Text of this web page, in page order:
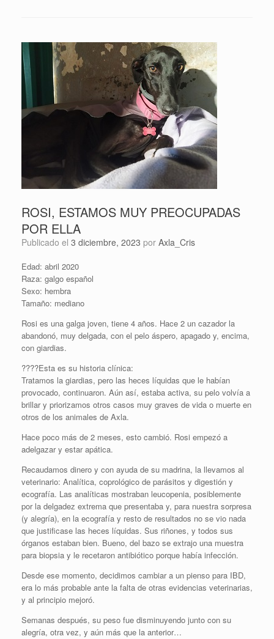
ROSI, ESTAMOS MUY PREOCUPADAS
POR ELLA
Publicado el 3 diciembre, 2023 por Axla_Cris
Edad: abril 2020
Raza: galgo español
Sexo: hembra
Tamaño: mediano
Rosi es una galga joven, tiene 4 años. Hace 2 un cazador la
abandonó, muy delgada, con el pelo áspero, apagado y, encima,
con giardias.
????Esta es su historia clínica:
Tratamos la giardias, pero las heces líquidas que le habían
provocado, continuaron. Aún así, estaba activa, su pelo volvía a
brillar y priorizamos otros casos muy graves de vida o muerte en
otros de los animales de Axla.
Hace poco más de 2 meses, esto cambió. Rosi empezó a
adelgazar y estar apática.
Recaudamos dinero y con ayuda de su madrina, la llevamos al
veterinario: Analítica, coprológico de parásitos y digestión y
ecografía. Las analíticas mostraban leucopenia, posiblemente
por la delgadez extrema que presentaba y, para nuestra sorpresa
(y alegría), en la ecografía y resto de resultados no se vio nada
que justificase las heces líquidas. Sus riñones, y todos sus
órganos estaban bien. Bueno, del bazo se extrajo una muestra
para biopsia y le recetaron antibiótico porque había infección.
Desde ese momento, decidimos cambiar a un pienso para IBD,
era lo más probable ante la falta de otras evidencias veterinarias,
y al principio mejoró.
Semanas después, su peso fue disminuyendo junto con su
alegría, otra vez, y aún más que la anterior…